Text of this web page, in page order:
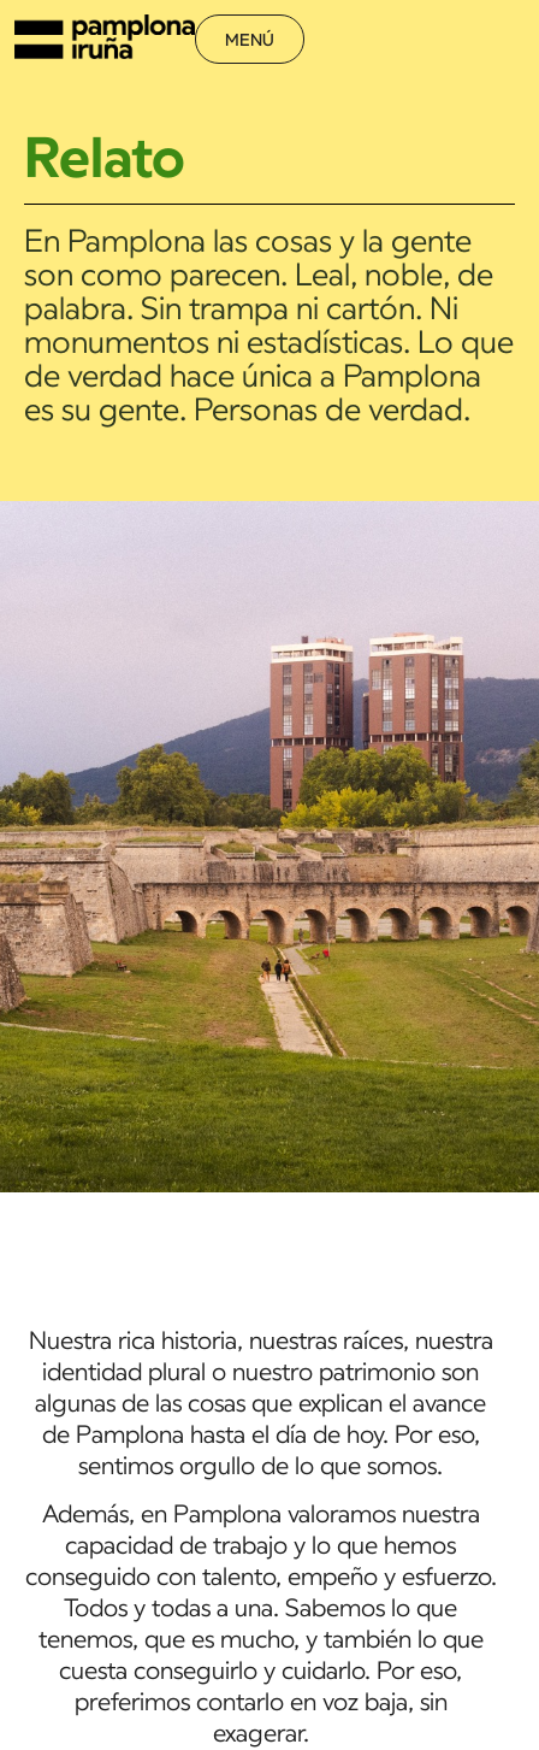
MENÚ
Relato
En Pamplona las cosas y la gente
son como parecen. Leal, noble, de
palabra. Sin trampa ni cartón. Ni
monumentos ni estadísticas. Lo que
de verdad hace única a Pamplona
es su gente. Personas de verdad.
Nuestra rica historia, nuestras raíces, nuestra
identidad plural o nuestro patrimonio son
algunas de las cosas que explican el avance
de Pamplona hasta el día de hoy. Por eso,
sentimos orgullo de lo que somos.
Además, en Pamplona valoramos nuestra
capacidad de trabajo y lo que hemos
conseguido con talento, empeño y esfuerzo.
Todos y todas a una. Sabemos lo que
tenemos, que es mucho, y también lo que
cuesta conseguirlo y cuidarlo. Por eso,
preferimos contarlo en voz baja, sin
exagerar.